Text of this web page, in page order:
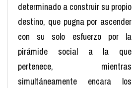
determinado a construir su propio
destino, que pugna por ascender
con su solo esfuerzo por la
pirámide social a la que
pertenece, mientras
simultáneamente encara los